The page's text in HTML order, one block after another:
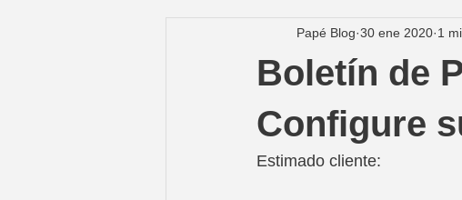
Boletín de
Configure
Papé Blog 30 ene 2020 1
Estimado cliente: